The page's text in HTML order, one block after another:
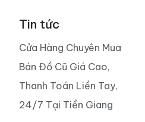
Tin tức
Cửa Hàng Chuyên Mua
Bán Đồ Cũ Giá Cao,
Thanh Toán Liền Tay,
24/7 Tại Tiền Giang